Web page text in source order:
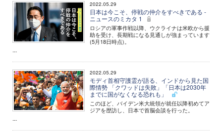
2022.05.29
日本は今こそ、停戦の仲介をすべきである -
ニュースのミカタ 1
ロシアの軍事作戦以降、ウクライナは米欧から援
助を受け、長期戦になる見通しが強まっています
(5月18日時点)。
...
2022.05.29
モディ首相守護霊が語る、インドから見た国
際情勢 「クワッドは失敗」「日本は2030年
までに国がなくなる恐れも」
このほど、バイデン米大統領が就任以降初めてア
ジアを歴訪し、日本で首脳会談を行った。
...